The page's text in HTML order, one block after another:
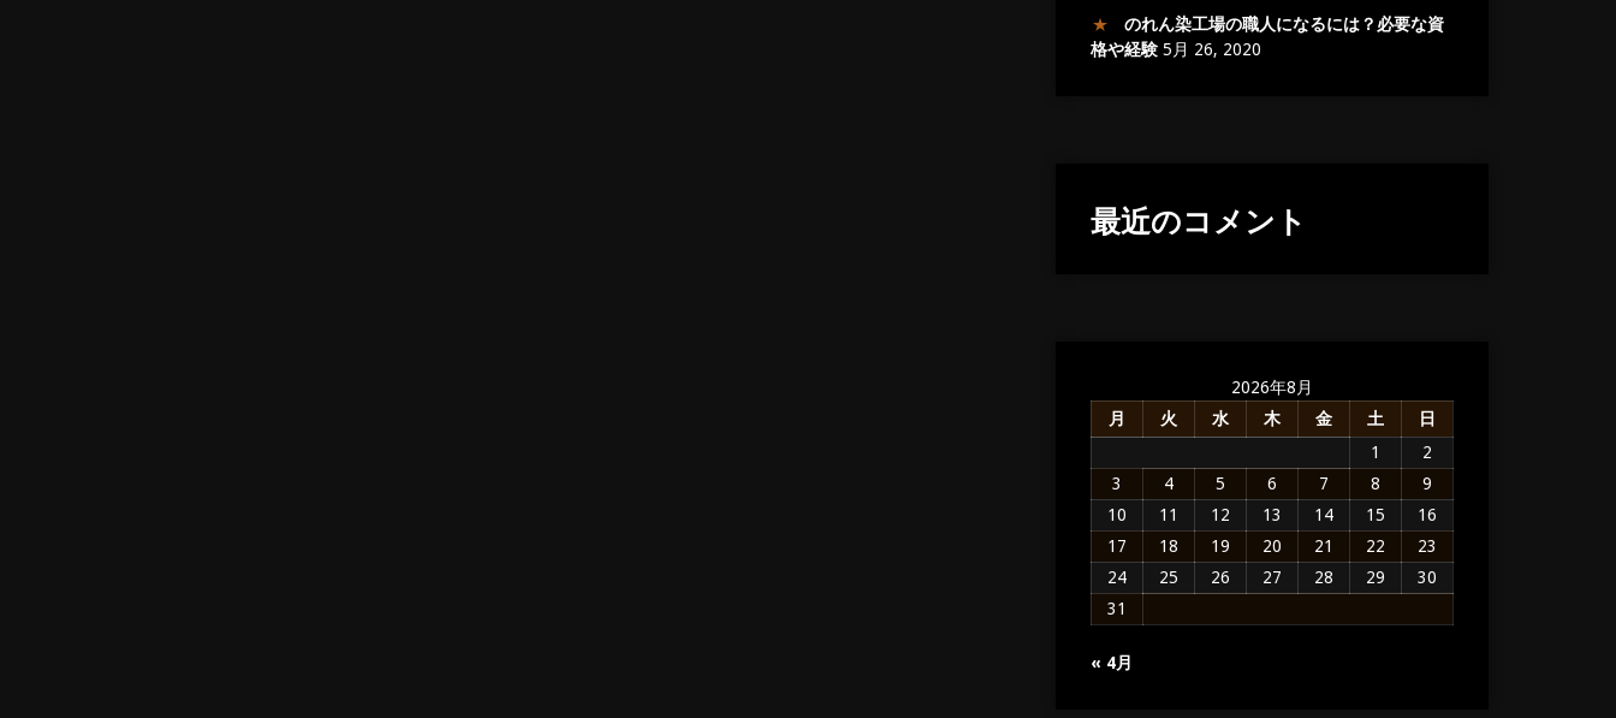
のれん染工場の職人になるには？必要な資
格や経験 5月 26, 2020
最近のコメント
2026年8月
月
火 水 木 金 土
日
1
2
3
4 5 6 7 8
9
10
11 12 13 14 15
16
17
18 19 20 21 22
23
24
25 26 27 28 29
30
31
« 4月